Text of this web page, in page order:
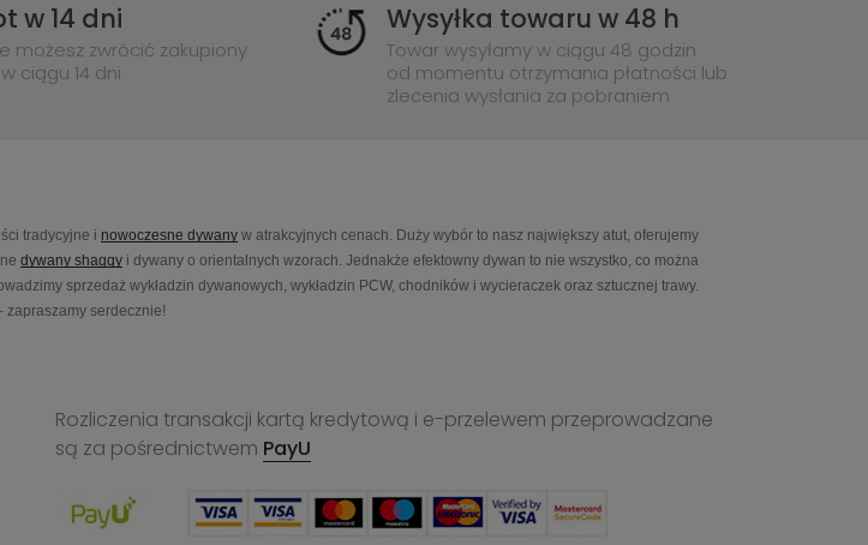
w 14 dni
możesz zwrócić zakupiony
ciągu 14 dni
Wysyłka towaru w 48 h
Towar wysyłamy w ciągu 48 godzin
od momentu otrzymania płatności lub
zlecenia wysłania za pobraniem
tradycyjne i nowoczesne dywany w atrakcyjnych cenach. Duży wybór to nasz największy atut, oferujemy
dywany shaggy i dywany o orientalnych wzorach. Jednakże efektowny dywan to nie wszystko, co można
sprzedaż wykładzin dywanowych, wykładzin PCW, chodników i wycieraczek oraz sztucznej trawy.
zapraszamy serdecznie!
Rozliczenia transakcji kartą kredytową i e-przelewem przeprowadzane
są za pośrednictwem PayU